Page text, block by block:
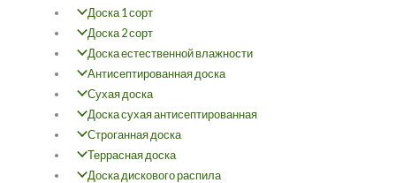
Доска 1 сорт
Доска 2 сорт
Доска естественной влажности
Антисептированная доска
Сухая доска
Доска сухая антисептированная
Строганная доска
Террасная доска
Доска дискового распила